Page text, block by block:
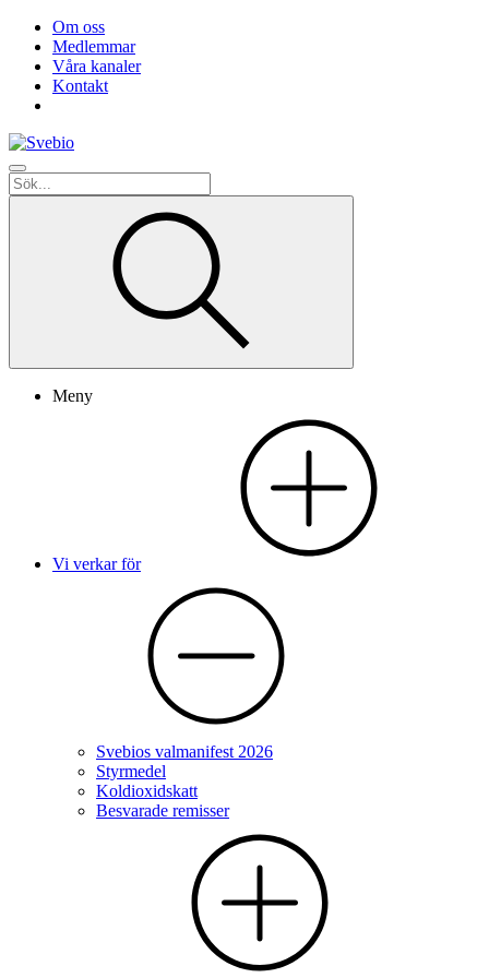
Om oss
Medlemmar
Våra kanaler
Kontakt
Meny
Vi verkar för
Svebios valmanifest 2026
Styrmedel
Koldioxidskatt
Besvarade remisser